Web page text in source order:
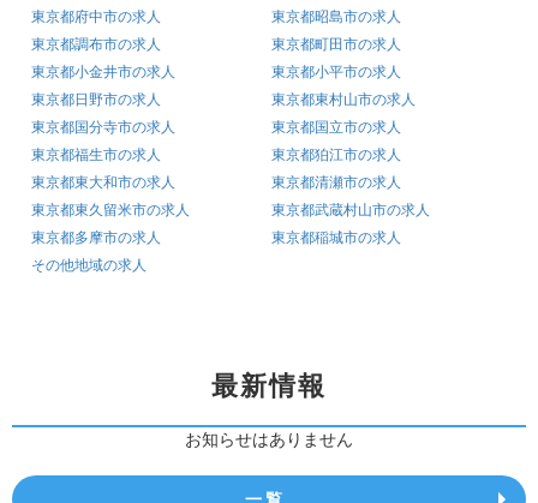
東京都府中市の求人
東京都昭島市の求人
東京都調布市の求人
東京都町田市の求人
東京都小金井市の求人
東京都小平市の求人
東京都日野市の求人
東京都東村山市の求人
東京都国分寺市の求人
東京都国立市の求人
東京都福生市の求人
東京都狛江市の求人
東京都東大和市の求人
東京都清瀬市の求人
東京都東久留米市の求人
東京都武蔵村山市の求人
東京都多摩市の求人
東京都稲城市の求人
その他地域の求人
最新情報
お知らせはありません